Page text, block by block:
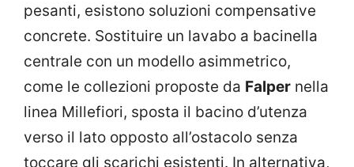
pesanti, esistono soluzioni compensative
concrete. Sostituire un lavabo a bacinella
centrale con un modello asimmetrico,
come le collezioni proposte da Falper nella
linea Millefiori, sposta il bacino d’utenza
verso il lato opposto all’ostacolo senza
toccare gli scarichi esistenti. In alternativa,